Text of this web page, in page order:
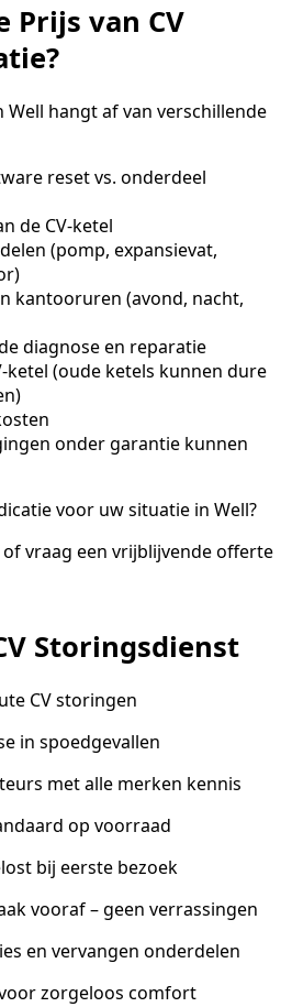
Prijs van CV
Well hangt af van verschillende
reset vs. onderdeel
de CV-ketel
(pomp, expansievat,
kantooruren (avond, nacht,
diagnose en reparatie
ketel (oude ketels kunnen dure
onder garantie kunnen
voor uw situatie in Well?
of vraag een vrijblijvende offerte
Storingsdienst
CV storingen
in spoedgevallen
met alle merken kennis
op voorraad
bij eerste bezoek
vooraf – geen verrassingen
en vervangen onderdelen
zorgeloos comfort